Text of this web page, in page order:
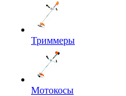
Триммеры
Мотокосы